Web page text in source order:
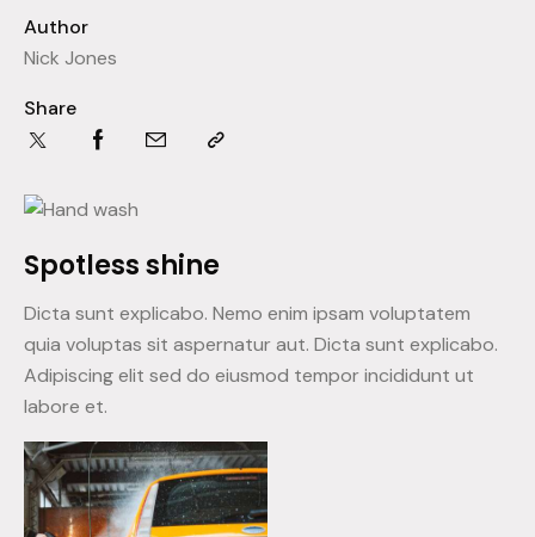
Author
Nick Jones
Share
Spotless shine
Dicta sunt explicabo. Nemo enim ipsam voluptatem
quia voluptas sit aspernatur aut. Dicta sunt explicabo.
Adipiscing elit sed do eiusmod tempor incididunt ut
labore et.